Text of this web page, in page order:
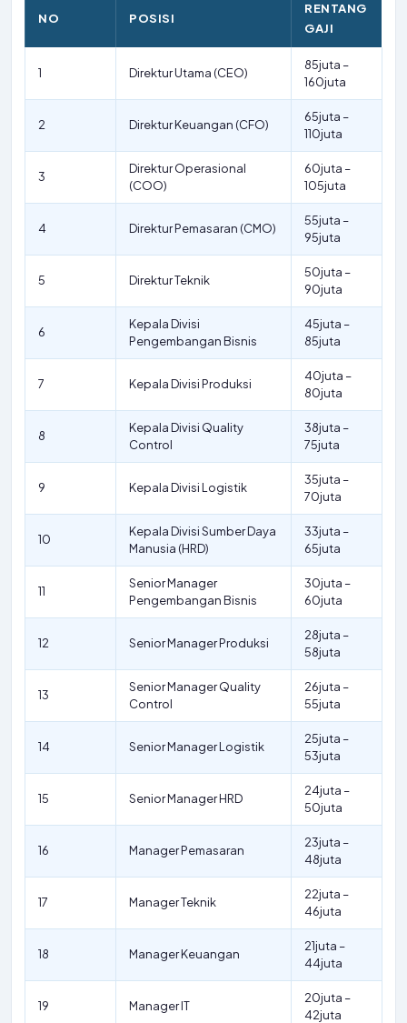
NO POSISI
RENTANG
GAJI
1 Direktur Utama (CEO)
85juta –
160juta
2 Direktur Keuangan (CFO)
65juta –
110juta
3
Direktur Operasional
(COO)
60juta –
105juta
4 Direktur Pemasaran (CMO)
55juta –
95juta
5 Direktur Teknik
50juta –
90juta
6
Kepala Divisi
Pengembangan Bisnis
45juta –
85juta
7 Kepala Divisi Produksi
40juta –
80juta
8
Kepala Divisi Quality
Control
38juta –
75juta
9 Kepala Divisi Logistik
35juta –
70juta
10
Kepala Divisi Sumber Daya
Manusia (HRD)
33juta –
65juta
11
Senior Manager
Pengembangan Bisnis
30juta –
60juta
12 Senior Manager Produksi
28juta –
58juta
13
Senior Manager Quality
Control
26juta –
55juta
14 Senior Manager Logistik
25juta –
53juta
15 Senior Manager HRD
24juta –
50juta
16 Manager Pemasaran
23juta –
48juta
17 Manager Teknik
22juta –
46juta
18 Manager Keuangan
21juta –
44juta
19 Manager IT
20juta –
42juta